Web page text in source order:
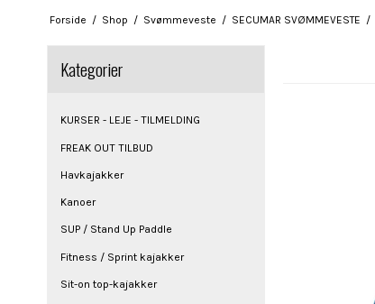
Forside / Shop / Svømmeveste / SECUMAR SVØMMEVESTE /
Kategorier
KURSER - LEJE - TILMELDING
FREAK OUT TILBUD
Havkajakker
Kanoer
SUP / Stand Up Paddle
Fitness / Sprint kajakker
Sit-on top-kajakker